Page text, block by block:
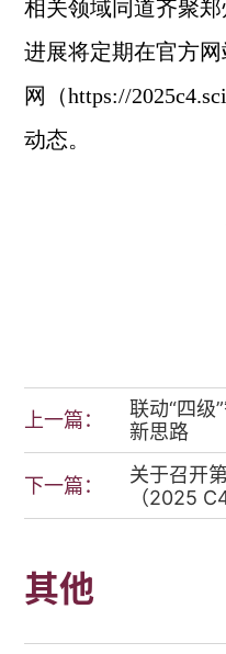
相关领域同道齐聚
进展将定期在官方
网（https://
动态。
上一篇：
联动“四级
新思路
下一篇：
关于召开
（2025
其他